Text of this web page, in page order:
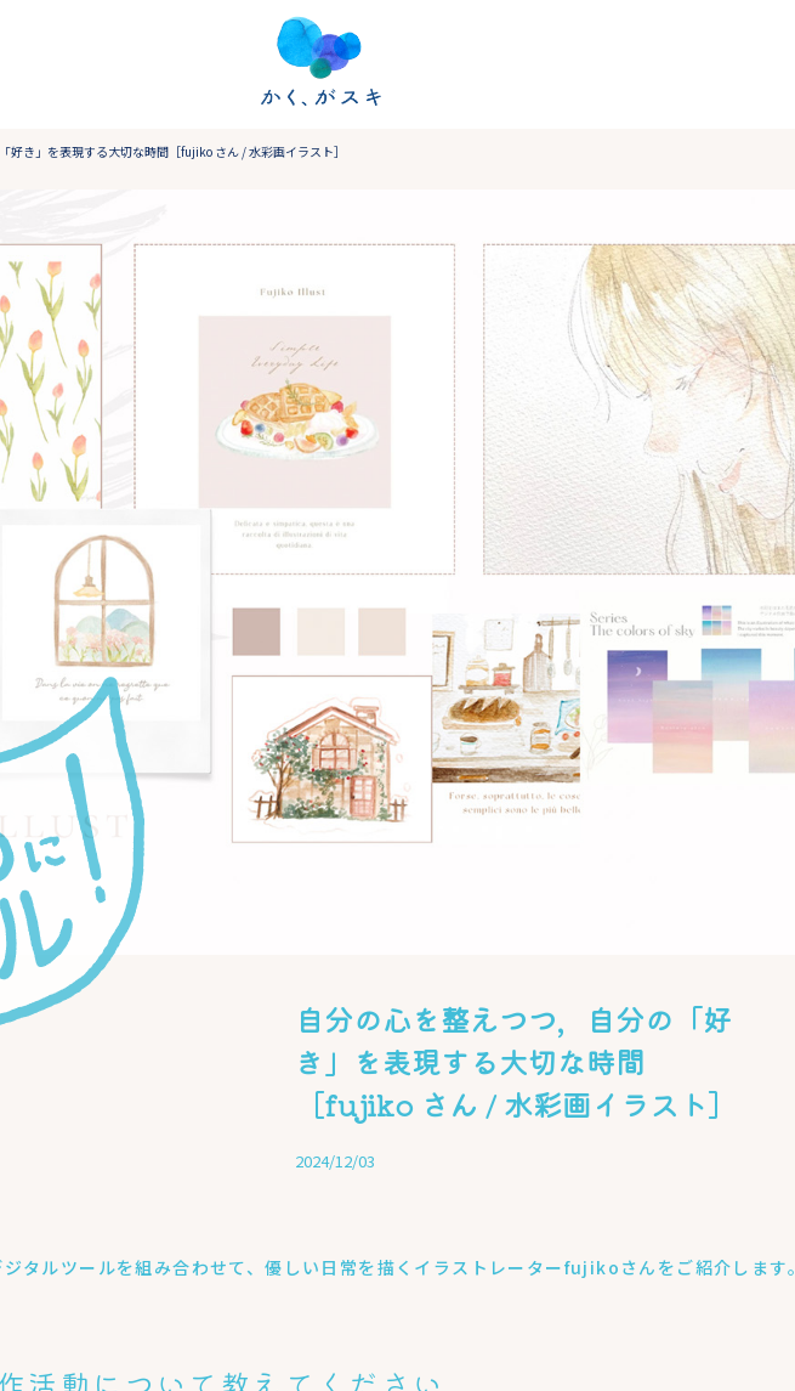
好き」を表現する大切な時間［fujiko さん / 水彩画イラスト］
自分の心を整えつつ，自分の「好
き」を表現する大切な時間
［fujiko さん / 水彩画イラスト］
2024/12/03
タルツールを組み合わせて、優しい日常を描くイラストレーターfujikoさんをご紹介します。